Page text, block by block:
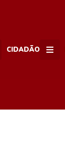
CIDADÃO